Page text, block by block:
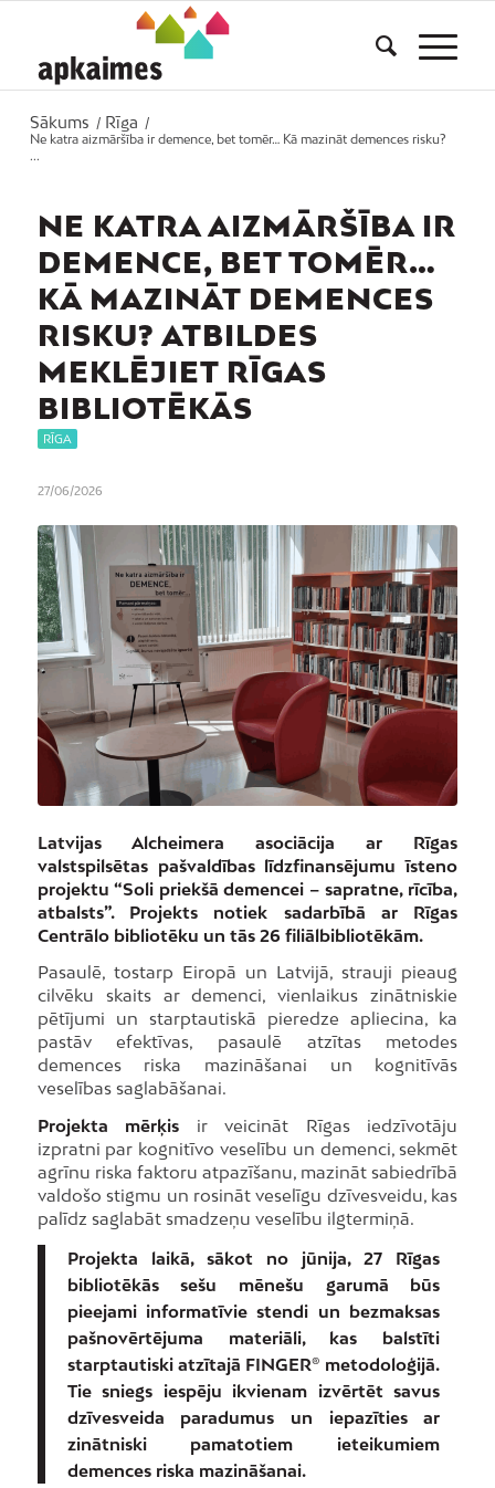
Sākums / Rīga
/
Ne katra aizmāršība ir demence, bet tomēr… Kā mazināt demences risku?
...
NE KATRA AIZMĀRŠĪBA IR
DEMENCE, BET TOMĒR…
KĀ MAZINĀT DEMENCES
RISKU? ATBILDES
MEKLĒJIET RĪGAS
BIBLIOTĒKĀS
RĪGA
27/06/2026
Latvijas Alcheimera asociācija ar Rīgas
valstspilsētas pašvaldības līdzfinansējumu īsteno
projektu “Soli priekšā demencei – sapratne, rīcība,
atbalsts”. Projekts notiek sadarbībā ar Rīgas
Centrālo bibliotēku un tās 26 filiālbibliotēkām.
Pasaulē, tostarp Eiropā un Latvijā, strauji pieaug
cilvēku skaits ar demenci, vienlaikus zinātniskie
pētījumi un starptautiskā pieredze apliecina, ka
pastāv efektīvas, pasaulē atzītas metodes
demences riska mazināšanai un kognitīvās
veselības saglabāšanai.
Projekta mērķis ir veicināt Rīgas iedzīvotāju
izpratni par kognitīvo veselību un demenci, sekmēt
agrīnu riska faktoru atpazīšanu, mazināt sabiedrībā
valdošo stigmu un rosināt veselīgu dzīvesveidu, kas
palīdz saglabāt smadzeņu veselību ilgtermiņā.
Projekta laikā, sākot no jūnija, 27 Rīgas
bibliotēkās sešu mēnešu garumā būs
pieejami informatīvie stendi un bezmaksas
pašnovērtējuma materiāli, kas balstīti
starptautiski atzītajā FINGER® metodoloģijā.
Tie sniegs iespēju ikvienam izvērtēt savus
dzīvesveida paradumus un iepazīties ar
zinātniski pamatotiem ieteikumiem
demences riska mazināšanai.